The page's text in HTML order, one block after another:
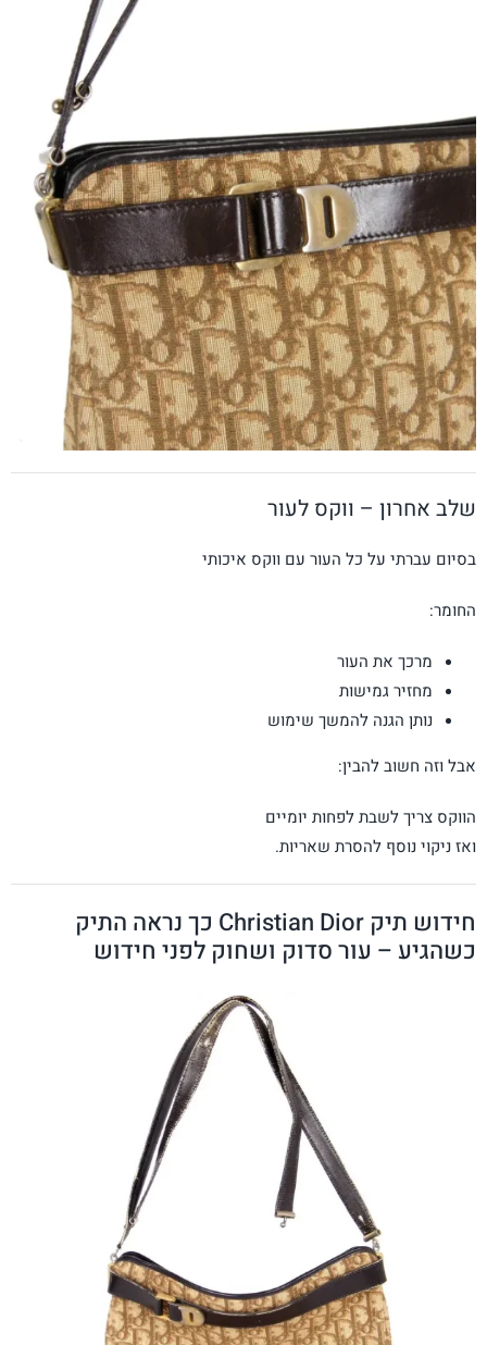
שלב אחרון – ווקס לעור
בסיום עברתי על כל העור עם ווקס איכותי
החומר:
מרכך את העור
מחזיר גמישות
נותן הגנה להמשך שימוש
אבל וזה חשוב להבין:
הווקס צריך לשבת לפחות יומיים
ואז ניקוי נוסף להסרת שאריות.
חידוש תיק Christian Dior כך נראה התיק
כשהגיע – עור סדוק ושחוק לפני חידוש